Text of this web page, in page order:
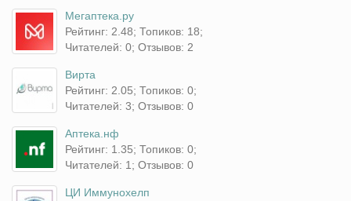
Мегаптека.ру
Рейтинг: 2.48; Топиков: 18;
Читателей: 0; Отзывов: 2
Вирта
Рейтинг: 2.05; Топиков: 0;
Читателей: 3; Отзывов: 0
Аптека.нф
Рейтинг: 1.35; Топиков: 0;
Читателей: 1; Отзывов: 0
ЦИ Иммунохелп